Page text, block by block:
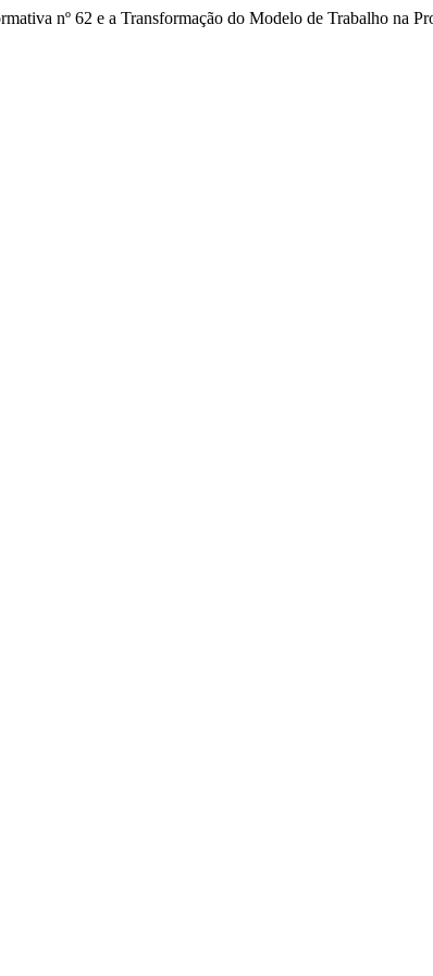
nº 62 e a Transformação do Modelo de Trabalho na